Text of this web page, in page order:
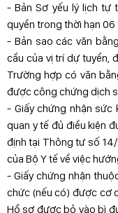
- Bản Sơ yếu lý lịch tự
quyền trong thời hạn
- Bản sao các văn
cầu của vị trí dự tuyển,
Trường hợp có văn
được công chứng dịch
- Giấy chứng nhận
quan y tế đủ điều kiện
định tại Thông tư số
của Bộ Y tế về việc
- Giấy chứng nhận
chức (nếu có) được cơ
Hồ sơ được bỏ vào bì